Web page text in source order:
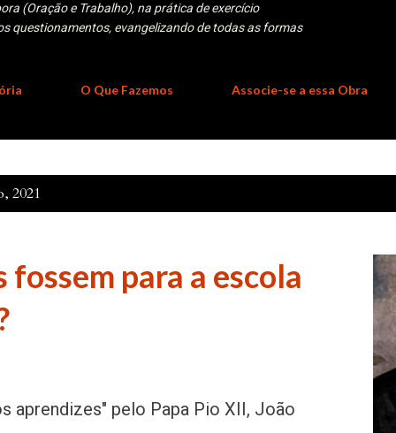
(Oração e Trabalho), na prática de exercício
questionamentos, evangelizando de todas as formas
O Que Fazemos Associe-se a essa Obra
2021
fossem para a escola
aprendizes" pelo Papa Pio XII, João